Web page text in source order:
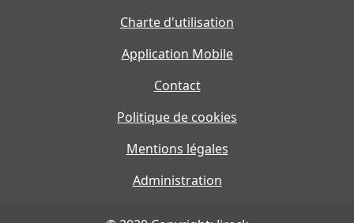
Charte d'utilisation
Application Mobile
Contact
Politique de cookies
Mentions légales
Administration